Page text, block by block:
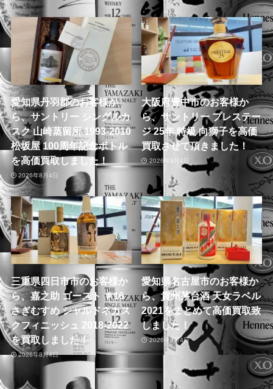
愛知県丹羽郡のお客様か
ら、サントリー シングルカ
スク 山崎蒸留所 1993-2010
松坂屋 100周年記念ボトル
を高価買取しました！
2026年8月4日
大阪府豊中市のお客様か
ら、サントリー プレステー
ジ 25年 特級 向獅子を高価
買取させて頂きました！
2026年8月4日
三重県四日市市のお客様か
ら、嘉之助 ゴースト ＃16
さぎむすめ シャルドネカス
クフィニッシュ 2018-2022
を買取しました！
2026年8月4日
愛知県名古屋市のお客様か
ら、貴州茅台酒 天女ラベル
2021をまとめて高価買取致
しました！
2026年8月4日